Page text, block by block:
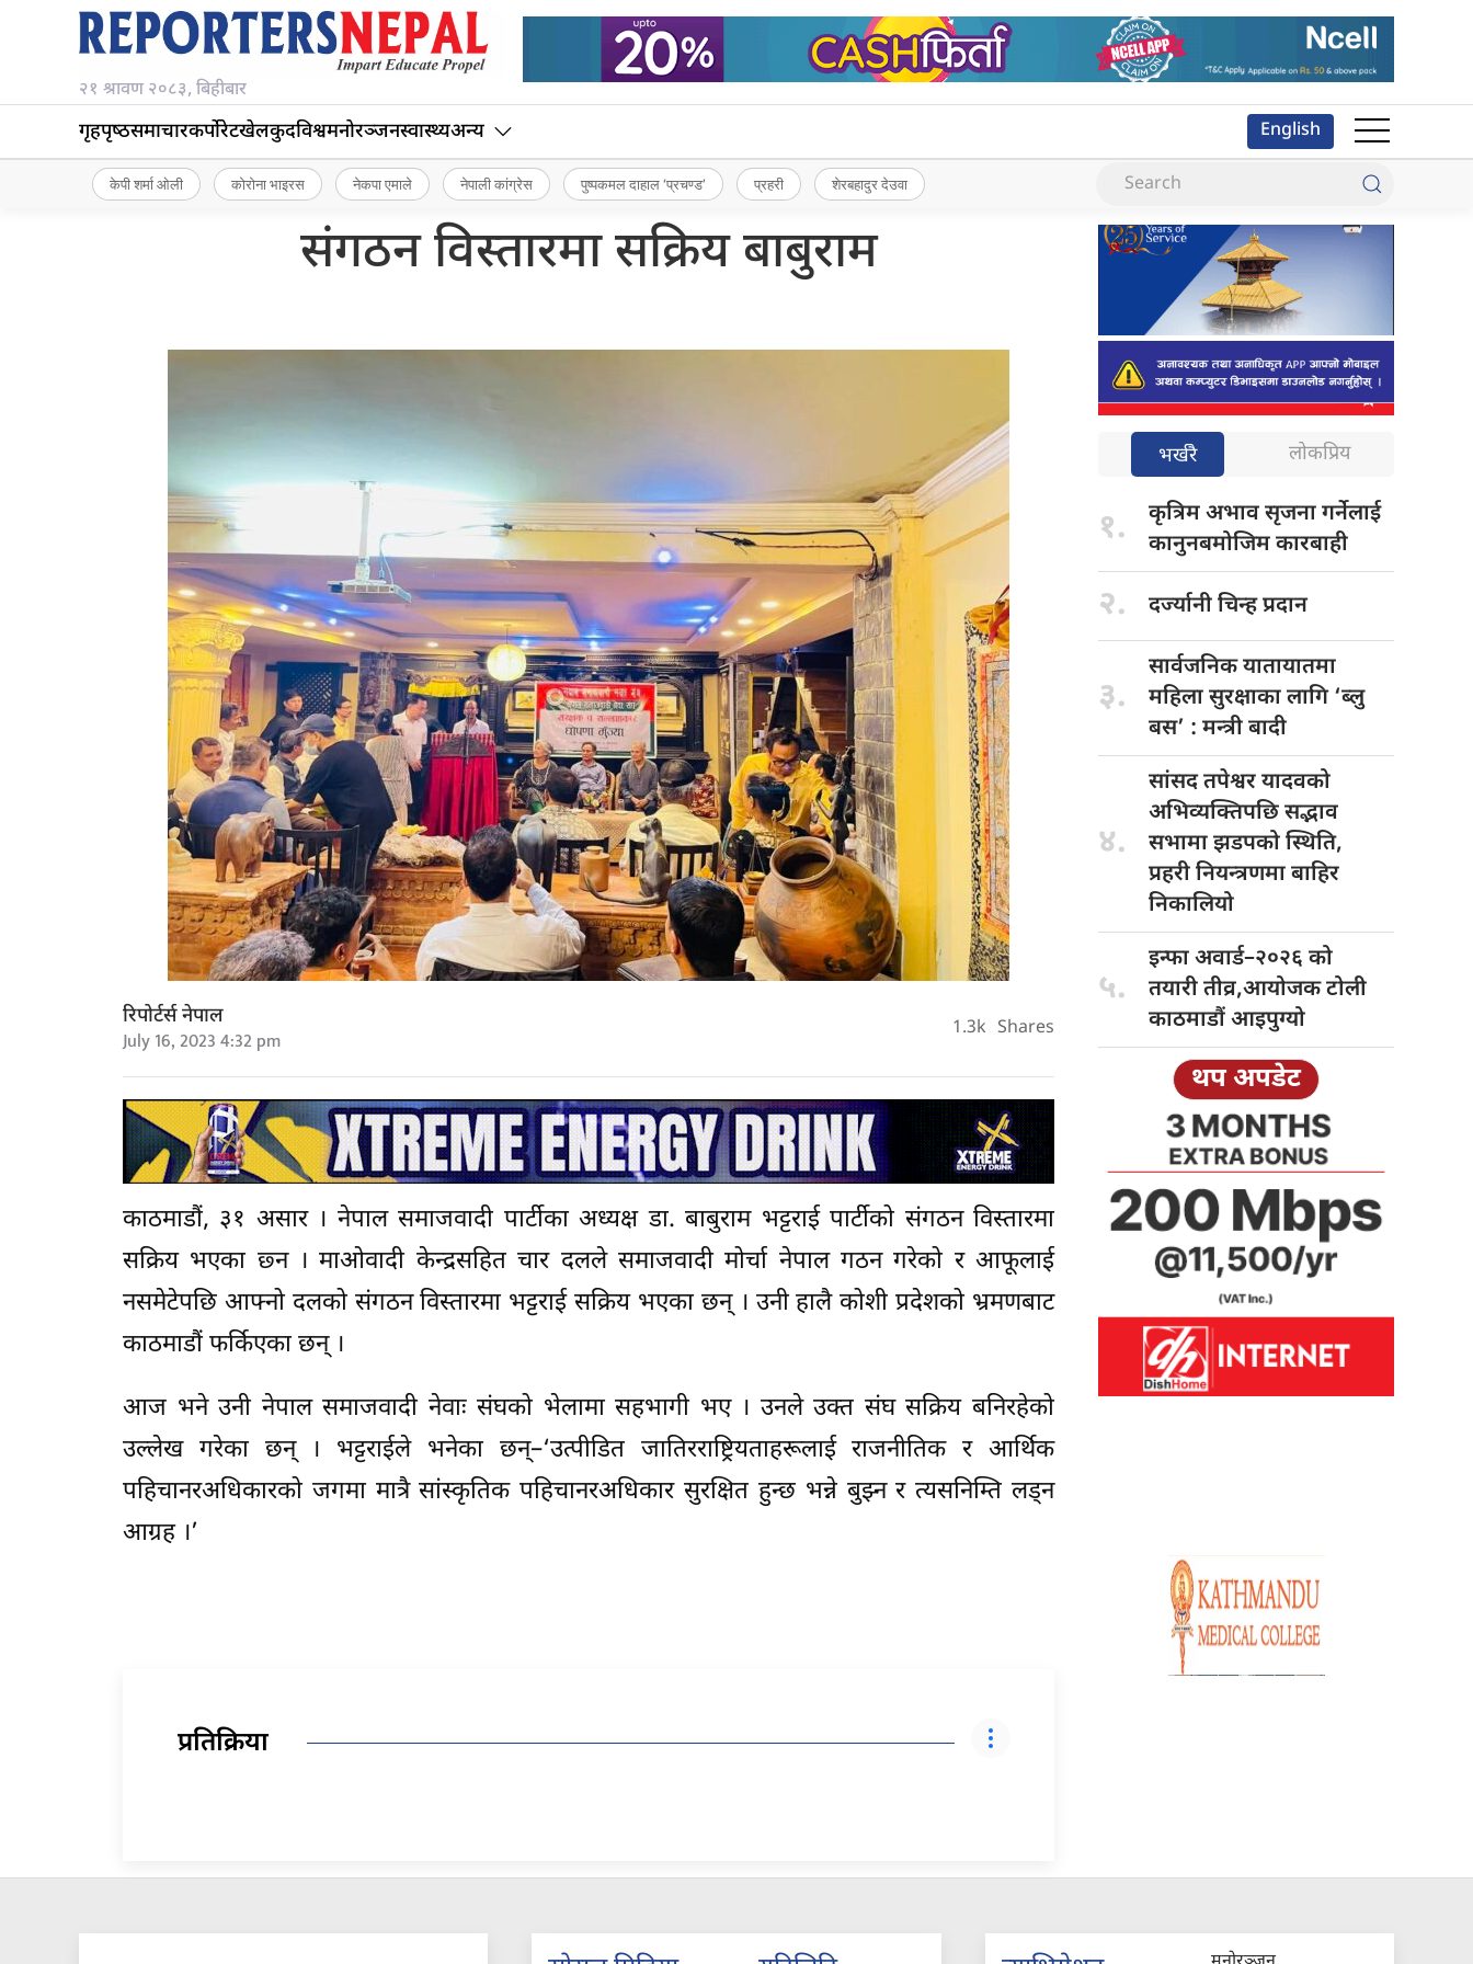
२१ श्रावण २०८३, बिहीबार
गृहपृष्‍ठसमाचारकर्पोरेटखेलकुदविश्वमनोरञ्जनस्वास्थ्यअन्य English
केपी शर्मा ओली कोरोना भाइरस नेकपा एमाले नेपाली कांग्रेस पुष्पकमल दाहाल ‘प्रचण्ड’ प्रहरी शेरबहादुर देउवा
संगठन विस्तारमा सक्रिय बाबुराम
रिपोर्टर्स नेपाल
July 16, 2023 4:32 pm 1.3k Shares
काठमाडौं, ३१ असार । नेपाल समाजवादी पार्टीका अध्यक्ष डा. बाबुराम भट्टराई पार्टीको संगठन विस्तारमा
सक्रिय भएका छ्न । माओवादी केन्द्रसहित चार दलले समाजवादी मोर्चा नेपाल गठन गरेको र आफूलाई
नसमेटेपछि आफ्नो दलको संगठन विस्तारमा भट्टराई सक्रिय भएका छन् । उनी हालै कोशी प्रदेशको भ्रमणबाट
काठमाडौं फर्किएका छन् ।
आज भने उनी नेपाल समाजवादी नेवाः संघको भेलामा सहभागी भए । उनले उक्त संघ सक्रिय बनिरहेको
उल्लेख गरेका छन् । भट्टराईले भनेका छन्–‘उत्पीडित जातिरराष्ट्रियताहरूलाई राजनीतिक र आर्थिक
पहिचानरअधिकारको जगमा मात्रै सांस्कृतिक पहिचानरअधिकार सुरक्षित हुन्छ भन्ने बुझ्न र त्यसनिम्ति लड्न
आग्रह ।’
प्रतिक्रिया
भर्खरै लोकप्रिय
१. कृत्रिम अभावसृजना गर्नेलाई
कानुनबमोजिम कारबाही
२. दर्ज्यानी चिन्हप्रदान
३.
सार्वजनिक यातायातमा
महिला सुरक्षाका लागि ‘ब्लु
बस’ : मन्त्री बादी
४.
सांसद तपेश्वरयादवको
अभिव्यक्तिपछि सद्भाव
सभामा झडपको स्थिति,
प्रहरी नियन्त्रणमा बाहिर
निकालियो
५.
इन्फा अवार्ड–२०२६ को
तयारी तीव्र,आयोजक टोली
काठमाडौं आइपुग्यो
थप अपडेट